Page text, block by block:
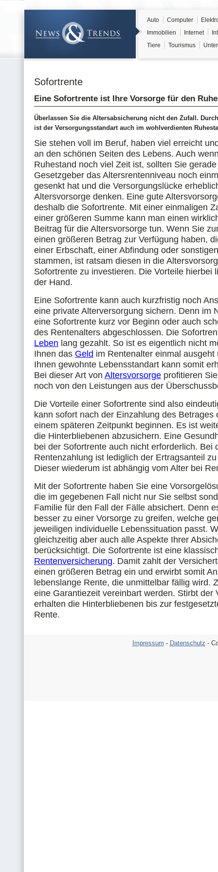
Auto Computer
Immobilien
Internet
Tiere
Tourismus
Sofortrente
Eine Sofortrente ist Ihre Vorsorge für den
Überlassen Sie die Altersabsicherung nicht den Zufall.
ist der Versorgungsstandart auch im wohlverdienten
Sie stehen voll im Beruf, haben viel erreicht
an den schönen Seiten des Lebens. Auch
Ruhestand noch viel Zeit ist, sollten Sie
Gesetzgeber das Altersrentenniveau noch
gesenkt hat und die Versorgungslücke
Altersvorsorge denken. Eine gute
deshalb die Sofortrente. Mit einer einmaligen
einer größeren Summe kann man einen
Beitrag für die Altersvorsorge tun. Wenn Sie
einen größeren Betrag zur Verfügung haben,
einer Erbschaft, einer Abfindung oder
stammen, ist ratsam diesen in die
Sofortrente zu investieren. Die Vorteile hierbei
der Hand.
Eine Sofortrente kann auch kurzfristig noch
eine private Alterversorgung sichern. Denn im
eine Sofortrente kurz vor Beginn oder auch
des Rentenalters abgeschlossen. Die
Leben lang gezahlt. So ist es eigentlich nicht
Ihnen das Geld im Rentenalter einmal ausgeht
Ihnen gewohnte Lebensstandart kann somit
Bei dieser Art von Altersvorsorge profitieren
noch von den Leistungen aus der
Die Vorteile einer Sofortrente sind also
kann sofort nach der Einzahlung des Betrages
einem späteren Zeitpunkt beginnen. Es ist
die Hinterbliebenen abzusichern. Eine
bei der Sofortrente auch nicht erforderlich. Bei
Rentenzahlung ist lediglich der Ertragsanteil
Dieser wiederum ist abhängig vom Alter bei
Mit der Sofortrente haben Sie eine
die im gegebenen Fall nicht nur Sie selbst
Familie für den Fall der Fälle absichert. Denn
besser zu einer Vorsorge zu greifen, welche
jeweiligen individuelle Lebenssituation passt.
gleichzeitig aber auch alle Aspekte Ihrer
berücksichtigt. Die Sofortrente ist eine
Rentenversicherung. Damit zahlt der
einen größeren Betrag ein und erwirbt somit
lebenslange Rente, die unmittelbar fällig wird.
eine Garantiezeit vereinbart werden. Stirbt der
erhalten die Hinterbliebenen bis zur
Rente.
Impressum - Datenschutz -